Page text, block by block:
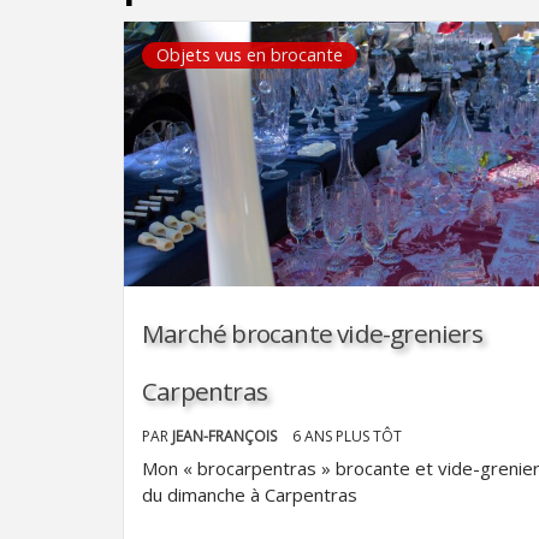
Objets vus en brocante
Marché brocante vide-greniers
Carpentras
PAR JEAN-FRANÇOIS 6 ANS PLUS TÔT
Mon « brocarpentras » brocante et vide-
du dimanche à Carpentras